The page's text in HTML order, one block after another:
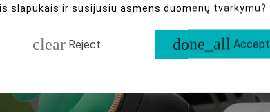
slapukais ir susijusiu asmens duomenų tvarkymu?
clear Reject done_all Accept